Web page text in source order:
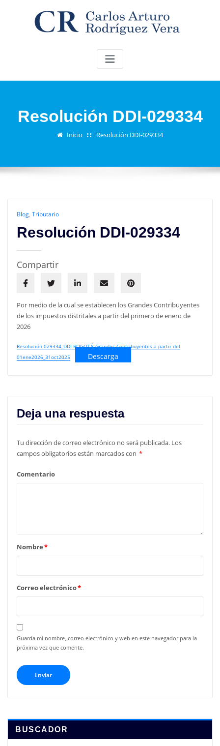
Resolución DDI-029334
Inicio Resolución DDI-029334
Blog, Tributario
Resolución DDI-029334
Compartir
Por medio de la cual se establecen los Grandes Contribuyentes
de los impuestos distritales a partir del primero de enero de
2026
Resolución 029334_DDI BOGOTÁ_Grandes Contribuyentes a partir del
01ene2026_31oct2025
Descarga
Deja una respuesta
Tu dirección de correo electrónico no será publicada. Los
campos obligatorios están marcados con *
Comentario
Nombre*
Correo electrónico*
Guarda mi nombre, correo electrónico y web en este navegador para la
próxima vez que comente.
BUSCADOR